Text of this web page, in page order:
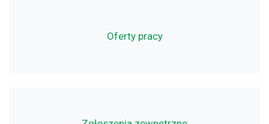
Oferty pracy